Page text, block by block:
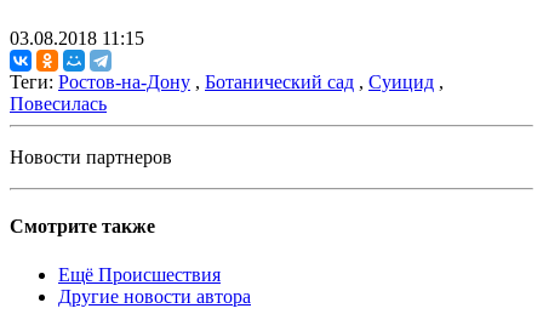
03.08.2018 11:15
Теги: Ростов-на-Дону , Ботанический сад , Суицид ,
Повесилась
Новости партнеров
Смотрите также
Ещё Происшествия
Другие новости автора